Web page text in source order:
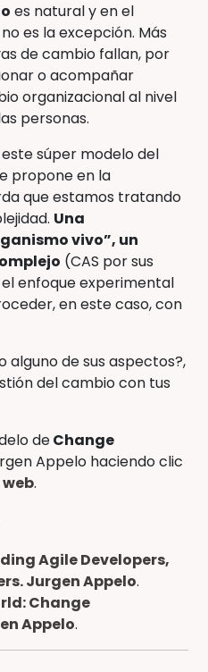
es natural y en el
es la excepción. Más
de cambio fallan, por
o acompañar
organizacional al nivel
personas.
súper modelo del
propone en la
que estamos tratando
Una
vivo”, un
(CAS por sus
enfoque experimental
en este caso, con
alguno de sus aspectos?,
del cambio con tus
deChange
Appelo haciendo clic
.
Agile Developers,
Jurgen Appelo.
Change
Appelo.